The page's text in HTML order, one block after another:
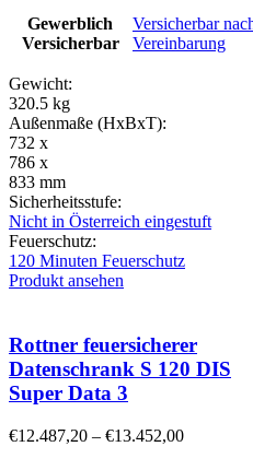
Gewerblich
Versicherbar
Versicherbar
Vereinbarung
Gewicht:
320.5 kg
Außenmaße (HxBxT):
732 x
786 x
833 mm
Sicherheitsstufe:
Nicht in Österreich eingestuft
Feuerschutz:
120 Minuten Feuerschutz
Produkt ansehen
Rottner feuersicherer
Datenschrank S 120 DIS
Super Data 3
€12.487,20 – €13.452,00